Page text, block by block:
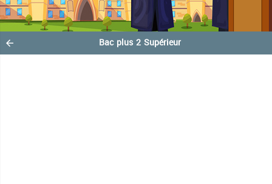
Bac plus 2 Supérieur